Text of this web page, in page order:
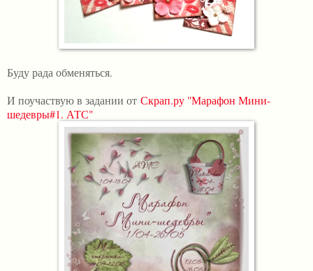
Буду рада обменяться.
И поучаствую в задании от Скрап.ру "Марафон Мини-
шедевры#1. АТС"